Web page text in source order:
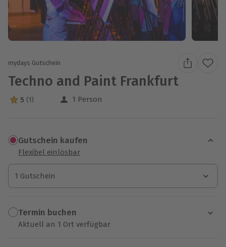
mydays Gutschein
Techno and Paint Frankfurt
5 Sterne von 5 aus 1 Bewertungen
5 (1) 1 Person
Gutschein kaufen
Flexibel einlösbar
1 Gutschein
1 Gutschein
1 Gutschein
Termin buchen
Aktuell an 1 Ort verfügbar